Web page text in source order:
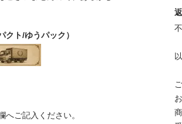
クト/ゆうパック）
へご記入ください。